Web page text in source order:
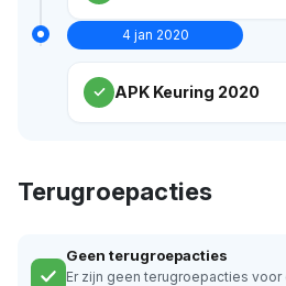
4 jan 2020
APK Keuring 2020
Terugroepacties
Geen terugroepacties
Er zijn geen terugroepacties